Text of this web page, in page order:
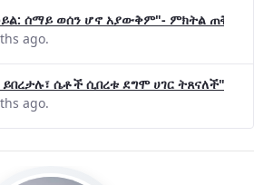
ሰማይ ወሰን ሆኖ አያውቅም"- ምክትል ጠቅላይ
ago.
ሴቶች ሲበረቱ ደግሞ ሀገር ትጸናለች"-
ago.